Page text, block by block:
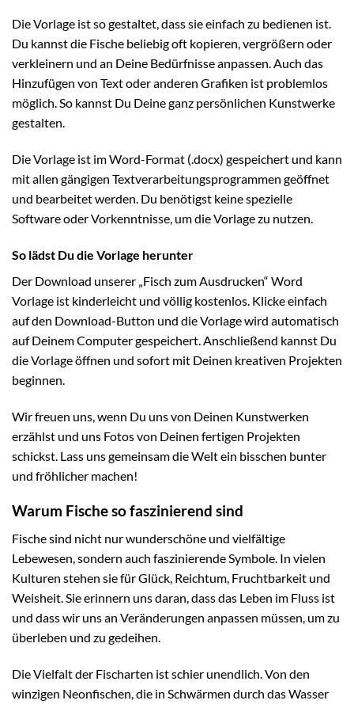
Die Vorlage ist so gestaltet, dass sie einfach zu bedienen ist.
Du kannst die Fische beliebig oft kopieren, vergrößern oder
verkleinern und an Deine Bedürfnisse anpassen. Auch das
Hinzufügen von Text oder anderen Grafiken ist problemlos
möglich. So kannst Du Deine ganz persönlichen Kunstwerke
gestalten.
Die Vorlage ist im Word-Format (.docx) gespeichert und kann
mit allen gängigen Textverarbeitungsprogrammen geöffnet
und bearbeitet werden. Du benötigst keine spezielle
Software oder Vorkenntnisse, um die Vorlage zu nutzen.
So lädst Du die Vorlage herunter
Der Download unserer „Fisch zum Ausdrucken“ Word
Vorlage ist kinderleicht und völlig kostenlos. Klicke einfach
auf den Download-Button und die Vorlage wird automatisch
auf Deinem Computer gespeichert. Anschließend kannst Du
die Vorlage öffnen und sofort mit Deinen kreativen Projekten
beginnen.
Wir freuen uns, wenn Du uns von Deinen Kunstwerken
erzählst und uns Fotos von Deinen fertigen Projekten
schickst. Lass uns gemeinsam die Welt ein bisschen bunter
und fröhlicher machen!
Warum Fische so faszinierend sind
Fische sind nicht nur wunderschöne und vielfältige
Lebewesen, sondern auch faszinierende Symbole. In vielen
Kulturen stehen sie für Glück, Reichtum, Fruchtbarkeit und
Weisheit. Sie erinnern uns daran, dass das Leben im Fluss ist
und dass wir uns an Veränderungen anpassen müssen, um zu
überleben und zu gedeihen.
Die Vielfalt der Fischarten ist schier unendlich. Von den
winzigen Neonfischen, die in Schwärmen durch das Wasser